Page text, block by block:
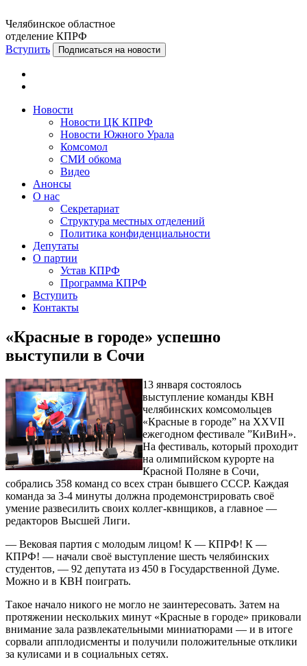
Челябинское областное
отделение КПРФ
Вступить
Подписаться на новости
Новости
Новости ЦК КПРФ
Новости Южного Урала
Комсомол
СМИ обкома
Видео
Анонсы
О нас
Секретариат
Структура местных отделений
Политика конфиденциальности
Депутаты
О партии
Устав КПРФ
Программа КПРФ
Вступить
Контакты
«Красные в городе» успешно
выступили в Сочи
13 января состоялось
выступление команды КВН
челябинских комсомольцев
«Красные в городе” на XXVII
ежегодном фестивале ”КиВиН».
На фестиваль, который проходит
на олимпийском курорте на
Красной Поляне в Сочи,
собрались 358 команд со всех стран бывшего СССР. Каждая
команда за 3-4 минуты должна продемонстрировать своё
умение развесилить своих коллег-квнщиков, а главное —
редакторов Высшей Лиги.
— Вековая партия с молодым лицом! К — КПРФ! К —
КПРФ! — начали своё выступление шесть челябинских
студентов, — 92 депутата из 450 в Государственной Думе.
Можно и в КВН поиграть.
Такое начало никого не могло не заинтересовать. Затем на
протяжении нескольких минут «Красные в городе» приковали
внимание зала развлекательными миниатюрами — и в итоге
сорвали апплодисменты и получили положительные отклики
за кулисами и в социальных сетях.